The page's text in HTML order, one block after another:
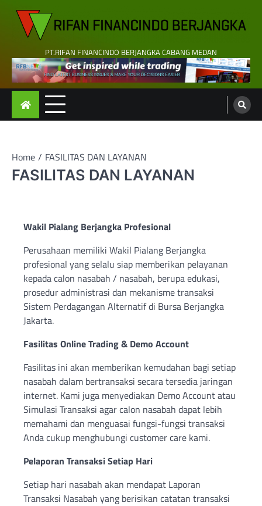
content
PT.RIFAN FINANCINDO BERJANGKA CABANG MEDAN
Home FASILITAS DAN LAYANAN
FASILITAS DAN LAYANAN
Wakil Pialang Berjangka Profesional
Perusahaan memiliki Wakil Pialang Berjangka
profesional yang selalu siap memberikan pelayanan
kepada calon nasabah / nasabah, berupa edukasi,
prosedur administrasi dan mekanisme transaksi
Sistem Perdagangan Alternatif di Bursa Berjangka
Jakarta.
Fasilitas Online Trading & Demo Account
Fasilitas ini akan memberikan kemudahan bagi setiap
nasabah dalam bertransaksi secara tersedia jaringan
internet. Kami juga menyediakan Demo Account atau
Simulasi Transaksi agar calon nasabah dapat lebih
memahami dan menguasai fungsi-fungsi transaksi
Anda cukup menghubungi customer care kami.
Pelaporan Transaksi Setiap Hari
Setiap hari nasabah akan mendapat Laporan
Transaksi Nasabah yang berisikan catatan transaksi